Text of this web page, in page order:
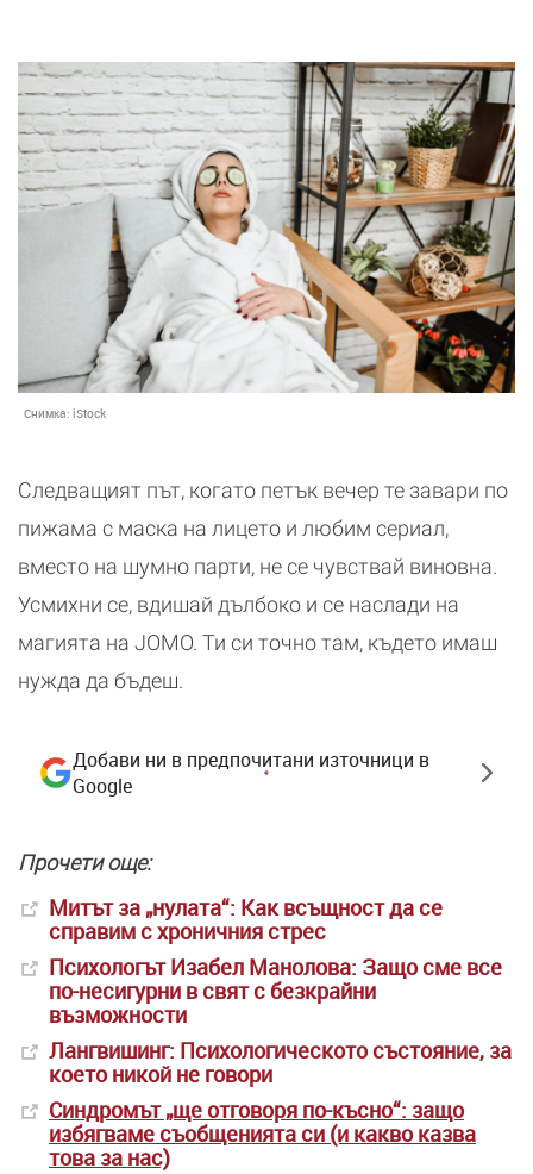
Снимка: iStock
Следващият път, когато петък вечер те завари по
пижама с маска на лицето и любим сериал,
вместо на шумно парти, не се чувствай виновна.
Усмихни се, вдишай дълбоко и се наслади на
магията на JOMO. Ти си точно там, където имаш
нужда да бъдеш.
Добави ни в предпочитани източници в
Google
Прочети още:
Митът за „нулата“: Как всъщност да се
справим с хроничния стрес
Психологът Изабел Манолова: Защо сме все
по-несигурни в свят с безкрайни
възможности
Лангвишинг: Психологическото състояние, за
което никой не говори
Синдромът „ще отговоря по-късно“: защо
избягваме съобщенията си (и какво казва
това за нас)